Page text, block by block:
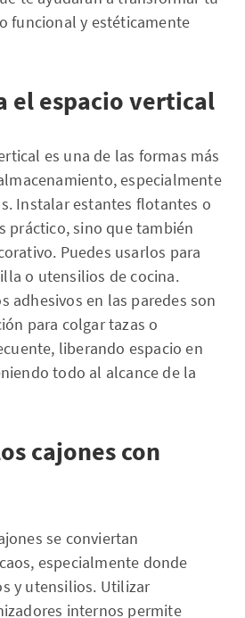
funcional y estéticamente
el espacio vertical
es una de las formas más
especialmente
Instalar estantes flotantes o
práctico, sino que también
Puedes usarlos para
o utensilios de cocina.
adhesivos en las paredes son
para colgar tazas o
liberando espacio en
todo al alcance de la
cajones con
se conviertan
especialmente donde
y utensilios. Utilizar
internos permite